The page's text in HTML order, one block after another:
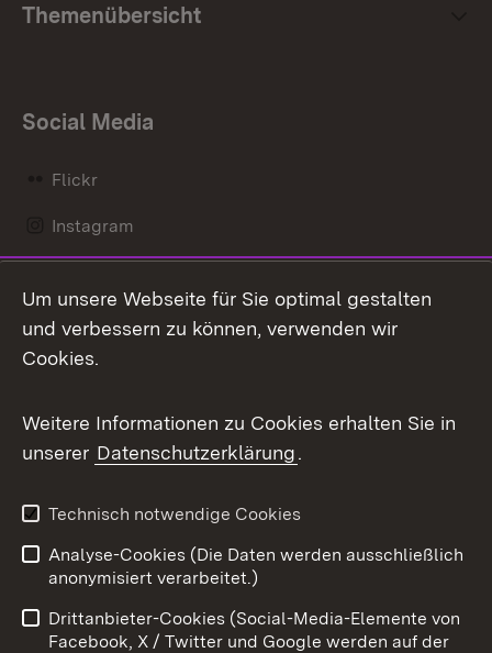
Themenübersicht
Social Media
Flickr
Instagram
Mastodon
Messenger
Social Wall
X / Twitter
Youtube
Benutzungshinweise
Barrierefreiheit
Um unsere Webseite für Sie optimal gestalten
und verbessern zu können, verwenden wir
Cookies.
Weitere Informationen zu Cookies erhalten Sie in
unserer Datenschutzerklärung.
Technisch notwendige Cookies
Analyse-Cookies (Die Daten werden ausschließlich
anonymisiert verarbeitet.)
Drittanbieter-Cookies (Social-Media-Elemente von
Facebook, X / Twitter und Google werden auf der